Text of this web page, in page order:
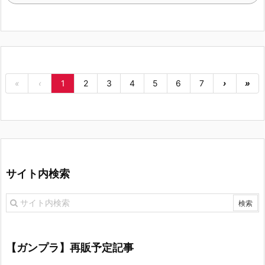
« ‹ 1 2 3 4 5 6 7 › »
サイト内検索
【ガンプラ】再販予定記事